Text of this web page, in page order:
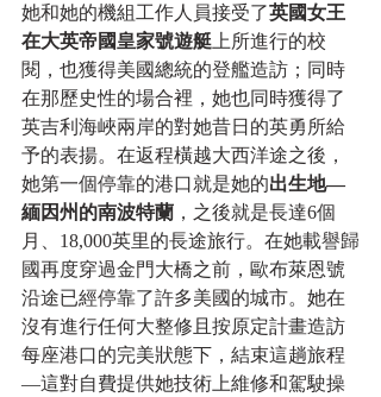
她和她的機組工作人員接受了英國女王
在大英帝國皇家號遊艇 上所進行的校
閱，也獲得美國總統的登艦造訪；同時
在那歷史性的場合裡，她也同時獲得了
英吉利海峽兩岸的對她昔日的英勇所給
予的表揚。在返程橫越大西洋途之後，
她第一個停靠的港口就是她的出生地—
緬因州的南波特蘭 ，之後就是長達6個
月、18,000英里的長途旅行。在她載譽歸
國再度穿過金門大橋之前，歐布萊恩號
沿途已經停靠了許多美國的城市。她在
沒有進行任何大整修且按原定計畫造訪
每座港口的完美狀態下，結束這趟旅程
—這對自費提供她技術上維修和駕駛操